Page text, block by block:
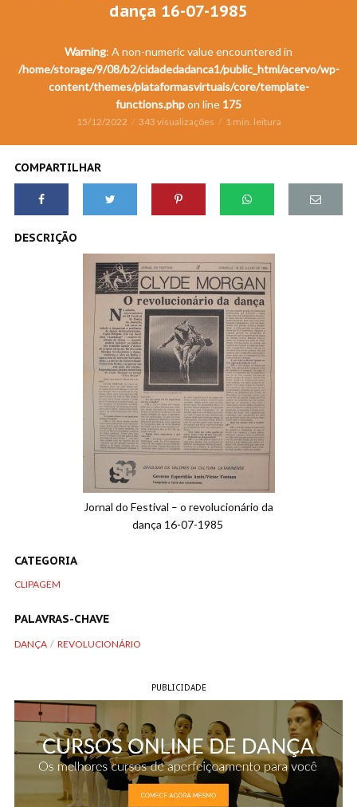
dança 16-07-1985
Warning: A non-numeric value encountered in
/home/storage/9/08/b2/cidadedadanca1/public_html/acervo/wp-
content/themes/plataformasvirtuais/core/template-
functions.phpon line 175
15/12/2022 343 visualizações 1 min. leitura
COMPARTILHAR
DESCRIÇÃO
Jornal do Festival – o revolucionário da
dança 16-07-1985
CATEGORIA
CLIPAGEM
PALAVRAS-CHAVE
DANÇA REVOLUCIONÁRIO
PUBLICIDADE